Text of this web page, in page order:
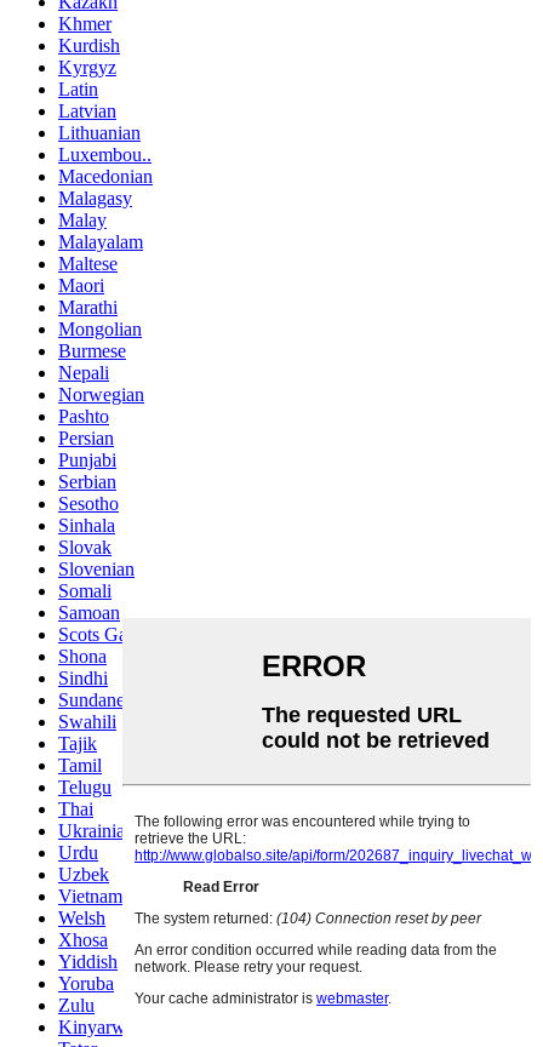
Khmer
Kurdish
Kyrgyz
Latin
Latvian
Lithuanian
Luxembou..
Macedonian
Malagasy
Malay
Malayalam
Maltese
Maori
Marathi
Mongolian
Burmese
Nepali
Norwegian
Pashto
Persian
Punjabi
Serbian
Sesotho
Sinhala
Slovak
Slovenian
Somali
Samoan
Scots Gaelic
Shona
Sindhi
Sundanese
Swahili
Tajik
Tamil
Telugu
Thai
Ukrainian
Urdu
Uzbek
Vietnamese
Welsh
Xhosa
Yiddish
Yoruba
Zulu
Kinyarwanda